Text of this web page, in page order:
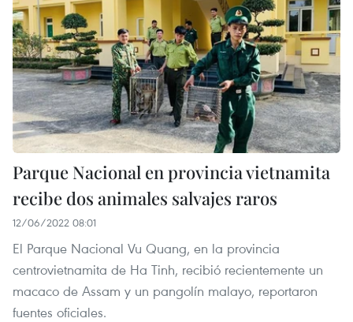
Parque Nacional en provincia vietnamita
recibe dos animales salvajes raros
12/06/2022 08:01
El Parque Nacional Vu Quang, en la provincia
centrovietnamita de Ha Tinh, recibió recientemente un
macaco de Assam y un pangolín malayo, reportaron
fuentes oficiales.